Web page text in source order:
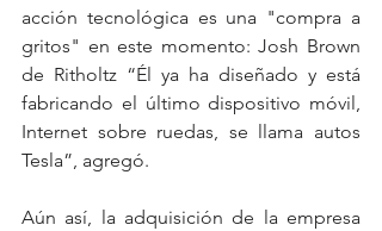
acción tecnológica es una "compra a
gritos" en este momento: Josh Brown
de Ritholtz “Él ya ha diseñado y está
fabricando el último dispositivo móvil,
Internet sobre ruedas, se llama autos
Tesla”, agregó.
Aún así, la adquisición de la empresa